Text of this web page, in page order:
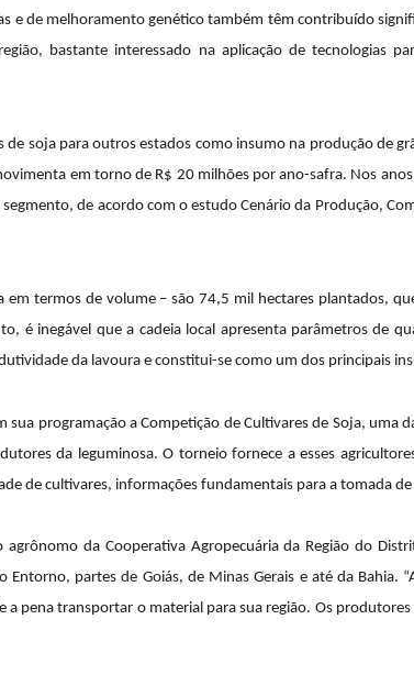
e de melhoramento genético também têm contribuído
bastante interessado na aplicação de tecnologias
soja para outros estados como insumo na produção de
em torno de R$ 20 milhões por ano-safra. Nos
de acordo com o estudo Cenário da Produção,
termos de volume – são 74,5 mil hectares plantados,
é inegável que a cadeia local apresenta parâmetros de
da lavoura e constitui-se como um dos principais
sua programação a Competição de Cultivares de Soja, uma
da leguminosa. O torneio fornece a esses
de cultivares, informações fundamentais para a tomada
da Cooperativa Agropecuária da Região do
partes de Goiás, de Minas Gerais e até da Bahia.
pena transportar o material para sua região. Os